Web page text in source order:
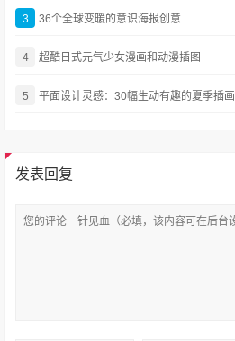
3 36个全球变暖的意识海报创意
4 超酷日式元气少女漫画和动漫插图
5 平面设计灵感：30幅生动有趣的夏季插画
发表回复